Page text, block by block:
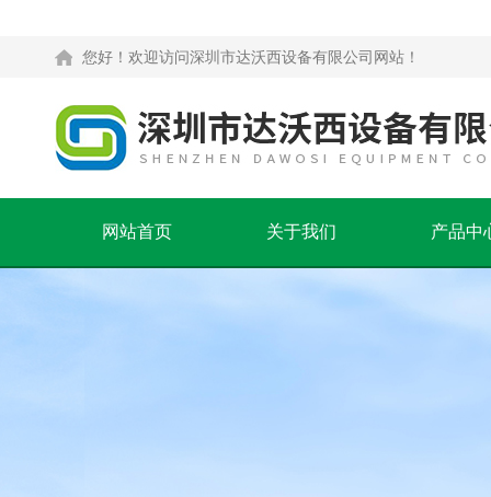
您好！欢迎访问深圳市达沃西设备有限公司网站！
网站首页 关于我们 产品中